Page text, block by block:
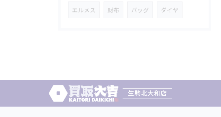
エルメス 財布 バッグ ダイヤ